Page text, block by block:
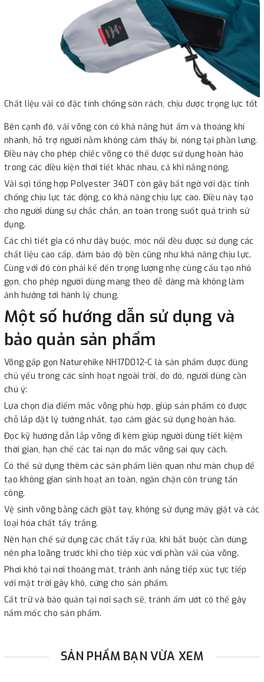
Chất liệu vải có đặc tính chống sờn rách, chịu được trọng lực tốt
Bên cạnh đó, vải võng còn có khả năng hút ẩm và thoáng khí
nhanh, hỗ trợ người nằm không cảm thấy bí, nóng tại phần lưng.
Điều này cho phép chiếc võng có thể được sử dụng hoàn hảo
trong các điều kiện thời tiết khác nhau, cả khi nắng nóng.
Vải sợi tổng hợp Polyester 340T còn gây bất ngờ với đặc tính
chống chịu lực tác động, có khả năng chịu lực cao. Điều này tạo
cho người dùng sự chắc chắn, an toàn trong suốt quá trình sử
dụng.
Các chi tiết gia cố như dây buộc, móc nối đều được sử dụng các
chất liệu cao cấp, đảm bảo độ bền cũng như khả năng chịu lực.
Cùng với đó còn phải kể đến trọng lượng nhẹ cùng cấu tạo nhỏ
gọn, cho phép người dùng mang theo dễ dàng mà không làm
ảnh hưởng tới hành lý chung.
Một số hướng dẫn sử dụng và
bảo quản sản phẩm
Võng gấp gọn Naturehike NH17D012-C là sản phẩm được dùng
chủ yếu trong các sinh hoạt ngoài trời, do đó, người dùng cần
chú ý:
Lựa chọn địa điểm mắc võng phù hợp, giúp sản phẩm có được
chỗ lắp đặt lý tưởng nhất, tạo cảm giác sử dụng hoàn hảo.
Đọc kỹ hướng dẫn lắp võng đi kèm giúp người dùng tiết kiệm
thời gian, hạn chế các tai nạn do mắc võng sai quy cách.
Có thể sử dụng thêm các sản phẩm liên quan như màn chụp để
tạo không gian sinh hoạt an toàn, ngăn chặn côn trúng tấn
công.
Vệ sinh võng bằng cách giặt tay, không sử dụng máy giặt và các
loại hóa chất tẩy trắng.
Nên hạn chế sử dụng các chất tẩy rửa, khi bắt buộc cần dùng,
nên pha loãng trước khi cho tiêp xúc với phần vải của võng.
Phơi khô tại nơi thoáng mát, tránh ánh nắng tiếp xúc tực tiếp
với mặt trời gây khô, cứng cho sản phẩm.
Cất trữ và bảo quản tại nơi sạch sẽ, tránh ẩm ướt có thể gây
nấm mốc cho sản phẩm.
SẢN PHẨM BẠN VỪA XEM